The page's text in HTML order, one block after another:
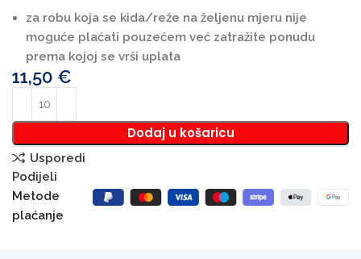
za robu koja se kida/reže na željenu mjeru nije
moguće plaćati pouzećem već zatražite ponudu
prema kojoj se vrši uplata
11,50 €
Dodaj u košaricu
Usporedi
Podijeli
Metode
plaćanje